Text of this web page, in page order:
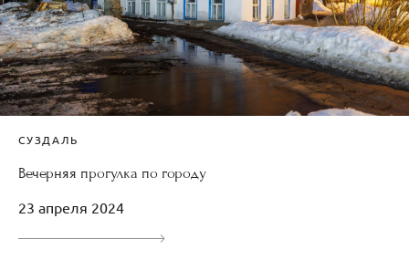
СУЗДАЛЬ
Вечерняя прогулка по городу
23 апреля 2024